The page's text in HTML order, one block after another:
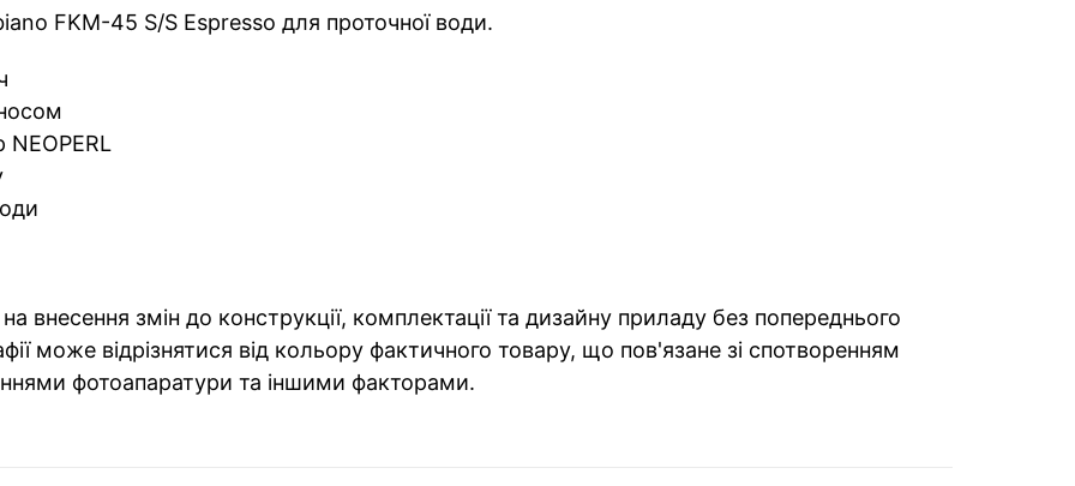
FKM-45 S/S Espresso для проточної води.
змін до конструкції, комплектації та дизайну приладу без попереднього
може відрізнятися від кольору фактичного товару, що пов'язане зі спотворенням
фотоапаратури та іншими факторами.